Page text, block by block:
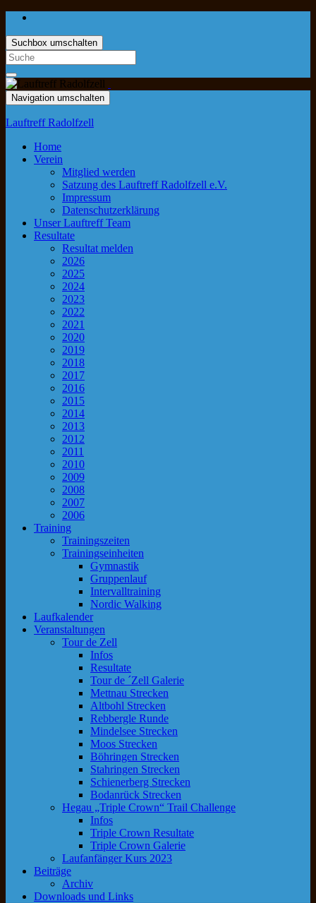
Suchbox umschalten
Navigation umschalten
Lauftreff Radolfzell
Home
Verein
Mitglied werden
Satzung des Lauftreff Radolfzell e.V.
Impressum
Datenschutzerklärung
Unser Lauftreff Team
Resultate
Resultat melden
2026
2025
2024
2023
2022
2021
2020
2019
2018
2017
2016
2015
2014
2013
2012
2011
2010
2009
2008
2007
2006
Training
Trainingszeiten
Trainingseinheiten
Gymnastik
Gruppenlauf
Intervalltraining
Nordic Walking
Laufkalender
Veranstaltungen
Tour de Zell
Infos
Resultate
Tour de ´Zell Galerie
Mettnau Strecken
Altbohl Strecken
Rebbergle Runde
Mindelsee Strecken
Moos Strecken
Böhringen Strecken
Stahringen Strecken
Schienerberg Strecken
Bodanrück Strecken
Hegau „Triple Crown“ Trail Challenge
Infos
Triple Crown Resultate
Triple Crown Galerie
Laufanfänger Kurs 2023
Beiträge
Archiv
Downloads und Links